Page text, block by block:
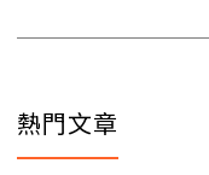
熱門文章